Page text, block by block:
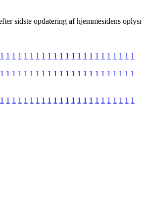
sidste opdatering af hjemmesidens
1 1 1 1 1 1 1 1 1 1 1 1 1 1 1 1 1 1 1 1 1 1 1
1 1 1 1 1 1 1 1 1 1 1 1 1 1 1 1 1 1 1 1 1 1 1
1 1 1 1 1 1 1 1 1 1 1 1 1 1 1 1 1 1 1 1 1 1 1